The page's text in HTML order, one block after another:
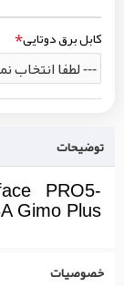
کابل برق دوتایی
توضیحات
PRO5-
Gimo Plus
خصوصیات